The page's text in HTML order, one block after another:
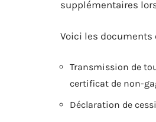
supplémentaires
Voici les documents
Transmission de
certificat de non-
Déclaration de